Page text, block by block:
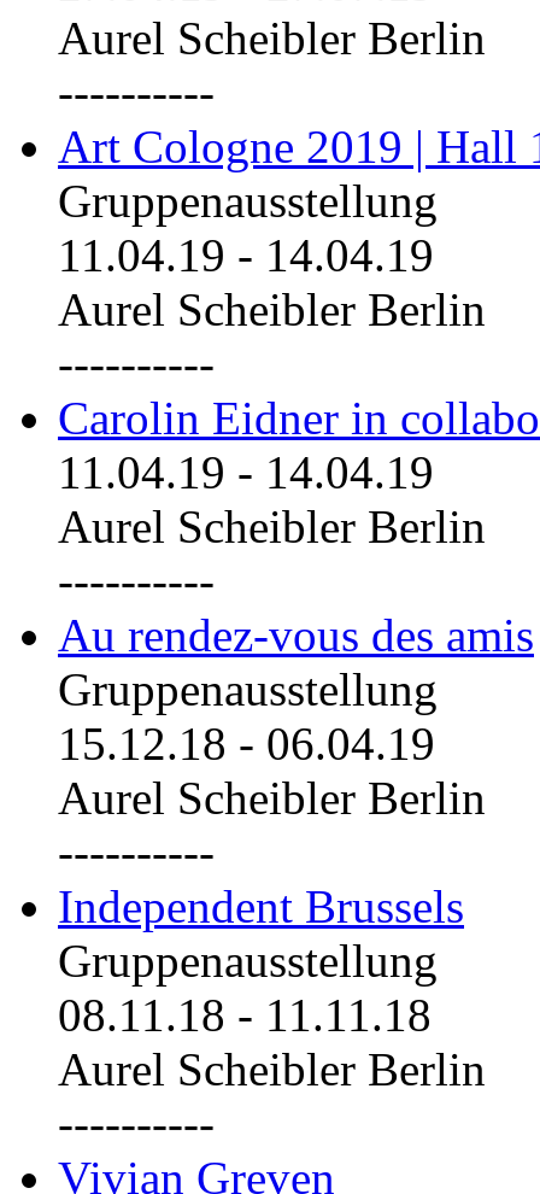
Aurel Scheibler Berlin
----------
Art Cologne 2019 | Hall
Gruppenausstellung
11.04.19 - 14.04.19
Aurel Scheibler Berlin
----------
Carolin Eidner in
11.04.19 - 14.04.19
Aurel Scheibler Berlin
----------
Au rendez-vous des amis
Gruppenausstellung
15.12.18 - 06.04.19
Aurel Scheibler Berlin
----------
Independent Brussels
Gruppenausstellung
08.11.18 - 11.11.18
Aurel Scheibler Berlin
----------
Vivian Greven